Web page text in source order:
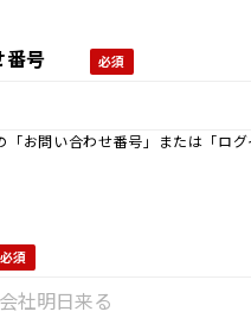
番号
お問い合わせ番号」または「ログ